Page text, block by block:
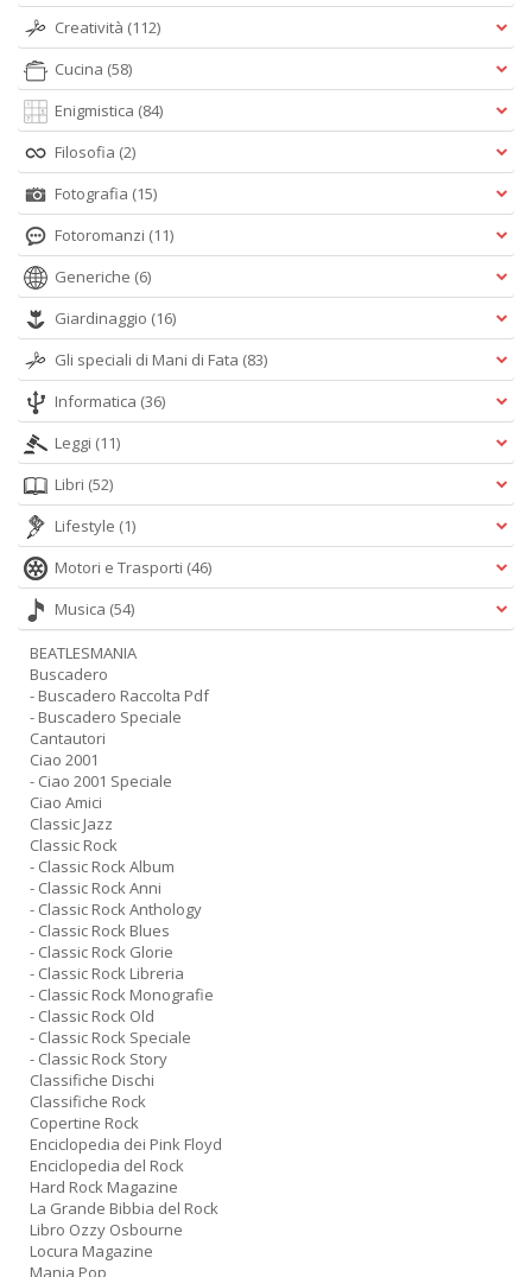
Creatività (112)
Cucina (58)
Enigmistica (84)
Filosofia (2)
Fotografia (15)
Fotoromanzi (11)
Generiche (6)
Giardinaggio (16)
Gli speciali di Mani di Fata (83)
Informatica (36)
Leggi (11)
Libri (52)
Lifestyle (1)
Motori e Trasporti (46)
Musica (54)
BEATLESMANIA
Buscadero
- Buscadero Raccolta Pdf
- Buscadero Speciale
Cantautori
Ciao 2001
- Ciao 2001 Speciale
Ciao Amici
Classic Jazz
Classic Rock
- Classic Rock Album
- Classic Rock Anni
- Classic Rock Anthology
- Classic Rock Blues
- Classic Rock Glorie
- Classic Rock Libreria
- Classic Rock Monografie
- Classic Rock Old
- Classic Rock Speciale
- Classic Rock Story
Classifiche Dischi
Classifiche Rock
Copertine Rock
Enciclopedia dei Pink Floyd
Enciclopedia del Rock
Hard Rock Magazine
La Grande Bibbia del Rock
Libro Ozzy Osbourne
Locura Magazine
Mania Pop